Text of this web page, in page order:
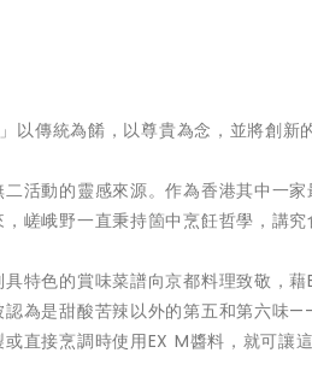
」以傳統為餚，以尊貴為念，並將創
活動的靈感來源。作為香港其中一
嵯峨野一直秉持箇中烹飪哲學，講究
特色的賞味菜譜向京都料理致敬，
認為是甜酸苦辣以外的第五和第六味
直接烹調時使用EX M醬料，就可讓